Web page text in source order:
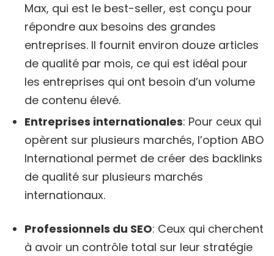
Max, qui est le best-seller, est conçu pour
répondre aux besoins des grandes
entreprises. Il fournit environ douze articles
de qualité par mois, ce qui est idéal pour
les entreprises qui ont besoin d’un volume
de contenu élevé.
Entreprises internationales: Pour ceux qui
opèrent sur plusieurs marchés, l’option ABO
International permet de créer des backlinks
de qualité sur plusieurs marchés
internationaux.
Professionnels du SEO: Ceux qui cherchent
à avoir un contrôle total sur leur stratégie